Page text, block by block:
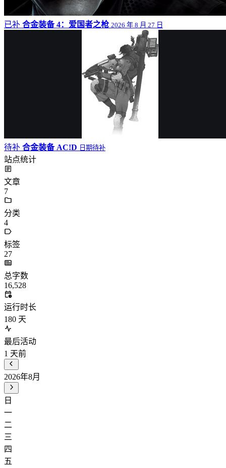
已补 合金装备 4：爱国者之枪 2026 年 8 月 27 日
待补 合金装备 AC!D 日期待补
站点统计
文章
7
分类
4
标签
27
总字数
16,528
运行时长
180 天
最后活动
1 天前
2026年8月
日
一
二
三
四
五